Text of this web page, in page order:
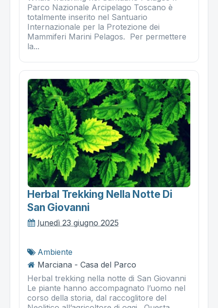
Parco Nazionale Arcipelago Toscano è
totalmente inserito nel Santuario
Internazionale per la Protezione dei
Mammiferi Marini Pelagos. Per permettere
la...
Herbal Trekking Nella Notte Di
San Giovanni
lunedì 23 giugno 2025
Ambiente
Marciana - Casa del Parco
Herbal trekking nella notte di San Giovanni
Le piante hanno accompagnato l’uomo nel
corso della storia, dal raccoglitore del